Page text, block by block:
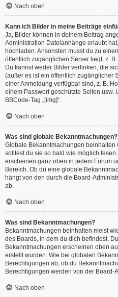
Nach oben
Kann ich Bilder in meine Beiträge
Ja, Bilder können in deinem Beitrag
Administration Dateianhänge erlaubt
hochladen. Ansonsten musst du zu
öffentlich zugänglichen Server liegt, z.
Du kannst weder Bilder verlinken, die
(außer es ist ein öffentlich zugänglicher
einer Anmeldung verfügbar sind, z. B.
einem Passwort geschützte Seiten usw.
BBCode-Tag „[img]“.
Nach oben
Was sind globale Bekanntmachungen?
Globale Bekanntmachungen
solltest du sie so bald wie möglich
erscheinen ganz oben in jedem Forum
Bereich. Ob du eine globale
hängt von den durch die Board-
ab.
Nach oben
Was sind Bekanntmachungen?
Bekanntmachungen beinhalten meist
des Boards, in dem du dich befindest.
Bekanntmachungen erscheinen oben
erstellt wurden. Wie bei globalen
Berechtigungen ab, ob du
Berechtigungen werden von der Board-
Nach oben